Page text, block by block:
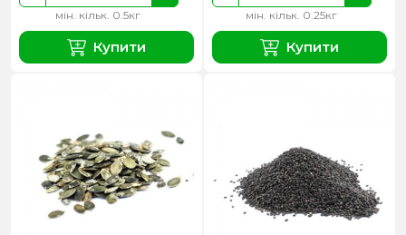
мін. кільк. 0.5кг
Купити
мін. кільк. 0.25кг
Купити